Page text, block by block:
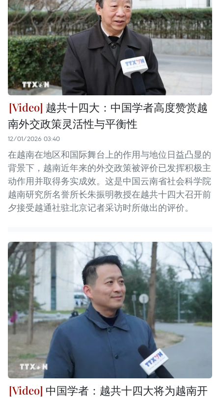
越共十四大：中国学者高度赞赏越
南外交政策灵活性与平衡性
12/01/2026 03:40
在越南在地区和国际舞台上的作用与地位日益凸显的
背景下，越南近年来的外交政策被评价已发挥积极主
动作用并取得务实成效。这是中国云南省社会科学院
越南研究所名誉所长朱振明教授在越共十四大召开前
夕接受越通社驻北京记者采访时所做出的评价。
中国学者：越共十四大将为越南开